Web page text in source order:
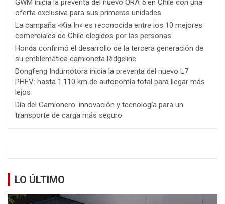
GWM inicia la preventa del nuevo ORA 5 en Chile con una
oferta exclusiva para sus primeras unidades
La campaña «Kia In» es reconocida entre los 10 mejores
comerciales de Chile elegidos por las personas
Honda confirmó el desarrollo de la tercera generación de
su emblemática camioneta Ridgeline
Dongfeng Indumotora inicia la preventa del nuevo L7
PHEV: hasta 1.110 km de autonomía total para llegar más
lejos
Día del Camionero: innovación y tecnología para un
transporte de carga más seguro
LO ÚLTIMO